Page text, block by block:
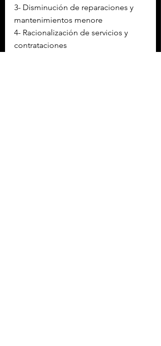
3- Disminución de reparaciones y
mantenimientos menore
4- Racionalización de servicios y
contrataciones